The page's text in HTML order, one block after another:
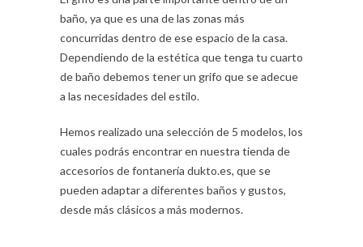
baño, ya que es una de las zonas más
concurridas dentro de ese espacio de la casa.
Dependiendo de la estética que tenga tu cuarto
de baño debemos tener un grifo que se adecue
a las necesidades del estilo.
Hemos realizado una selección de 5 modelos, los
cuales podrás encontrar en nuestra tienda de
accesorios de fontanería dukto.es, que se
pueden adaptar a diferentes baños y gustos,
desde más clásicos a más modernos.